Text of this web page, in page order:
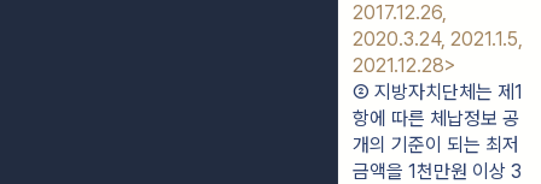
2017.12.26,
2020.3.24, 2021.1.5,
2021.12.28>
② 지방자치단체는 제1
항에 따른 체납정보 공
개의 기준이 되는 최저
금액을 1천만원 이상 3